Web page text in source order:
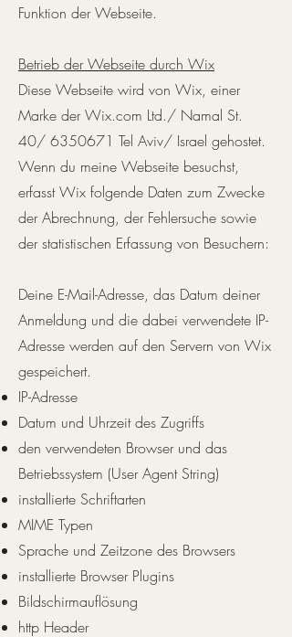
Funktion der Webseite.
Betrieb der Webseite durch Wix
Diese Webseite wird von Wix, einer
Marke der Wix.com Ltd./ Namal St.
40/ 6350671 Tel Aviv/ Israel gehostet.
Wenn du meine Webseite besuchst,
erfasst Wix folgende Daten zum Zwecke
der Abrechnung, der Fehlersuche sowie
der statistischen Erfassung von Besuchern:
Deine E-Mail-Adresse, das Datum deiner
Anmeldung und die dabei verwendete IP-
Adresse werden auf den Servern von Wix
gespeichert.
IP-Adresse
Datum und Uhrzeit des Zugriffs
den verwendeten Browser und das
Betriebssystem (User Agent String)
installierte Schriftarten
MIME Typen
Sprache und Zeitzone des Browsers
installierte Browser Plugins
Bildschirmauflösung
http Header